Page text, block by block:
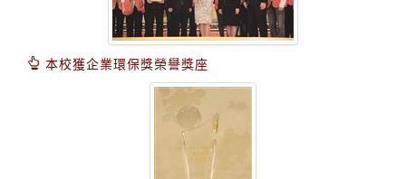
本校獲企業環保獎榮譽獎座